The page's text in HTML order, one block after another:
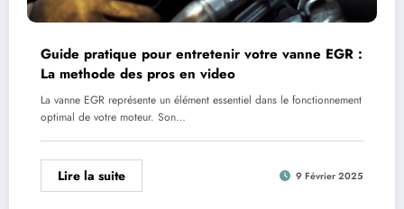
Guide pratique pour entretenir votre vanne EGR :
La methode des pros en video
La vanne EGR représente un élément essentiel dans le fonctionnement
optimal de votre moteur. Son…
Lire la suite 9 Février 2025